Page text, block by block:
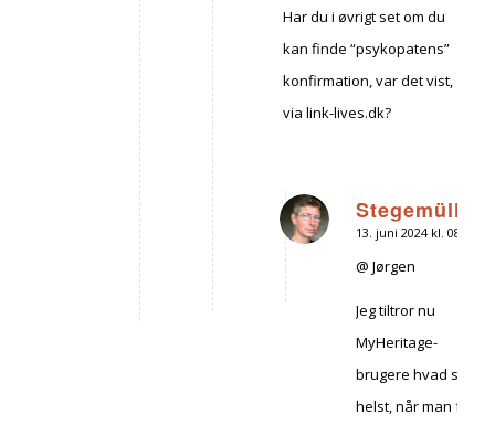
Har du i øvrigt set om du
kan finde “psykopatens”
konfirmation, var det vist,
via link-lives.dk?
Stegemüller
siger:
13. juni 2024 kl. 08:41
@ Jørgen
Jeg tiltror nu
MyHeritage-
brugere hvad som
helst, når man fx